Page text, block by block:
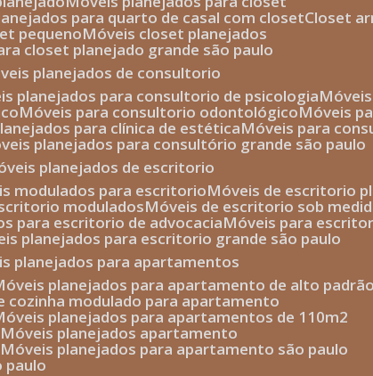
para quarto de casal com closet closet
pequeno móveis closet planejados
closet planejado grande são paulo
planejados de consultorio
planejados para consultorio de psicologia
móveis para consultorio odontológico móveis
para clínica de estética móveis para
planejados para consultório grande são paulo
planejados de escritorio
modulados para escritorio móveis de escritorio
modulados móveis de escritorio sob
para escritorio de advocacia móveis para
planejados para escritorio grande são paulo
planejados para apartamentos
móveis planejados para apartamento de alto padrão
cozinha modulado para apartamento
móveis planejados para apartamentos de 110m2
móveis planejados apartamento
móveis planejados para apartamento são paulo
paulo